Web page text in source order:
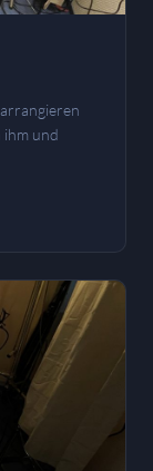
ihm und